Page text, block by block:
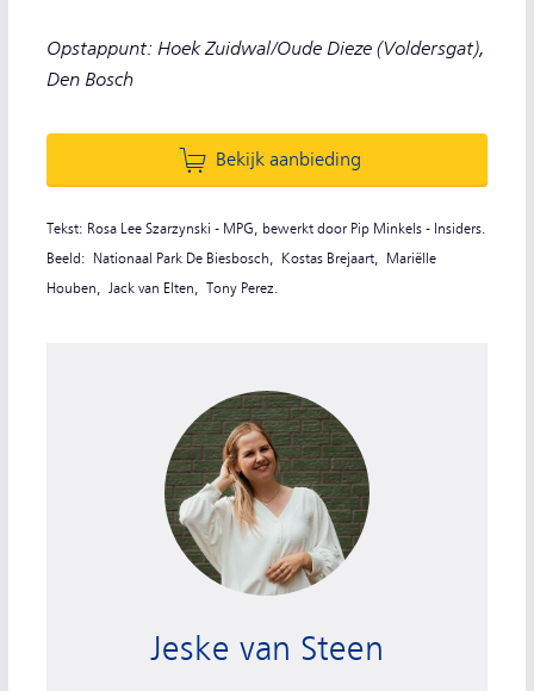
Opstappunt: Hoek Zuidwal/Oude Dieze (Voldersgat),
Den Bosch
Bekijk aanbieding
Tekst: Rosa Lee Szarzynski - MPG, bewerkt door Pip Minkels - Insiders.
Beeld: Nationaal Park De Biesbosch, Kostas Brejaart, Mariëlle
Houben, Jack van Elten, Tony Perez.
Jeske van Steen, redacteur NS Dagje Uit
Jeske van Steen